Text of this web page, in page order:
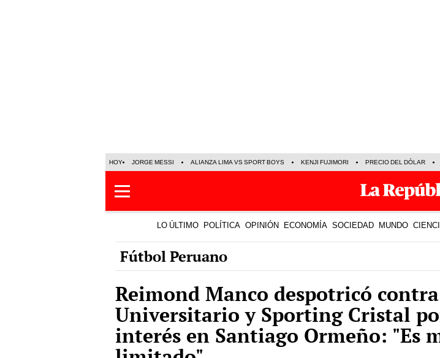
HOY JORGE MESSI ALIANZA LIMA VS SPORT BOYS KENJI FUJIMORI PRECIO DEL DÓLAR
LO ÚLTIMO POLÍTICA OPINIÓN ECONOMÍA SOCIEDAD MUNDO
Fútbol Peruano
Reimond Manco despotricó contra
Universitario y Sporting Cristal
interés en Santiago Ormeño: "Es